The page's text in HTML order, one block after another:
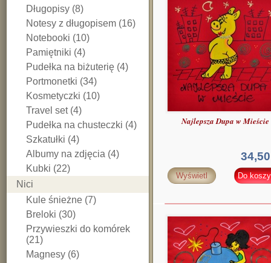
Długopisy (8)
Notesy z długopisem (16)
Notebooki (10)
Pamiętniki (4)
Pudełka na biżuterię (4)
Portmonetki (34)
Kosmetyczki (10)
Travel set (4)
Pudełka na chusteczki (4)
Szkatułki (4)
Albumy na zdjęcia (4)
Kubki (22)
Nici
Kule śnieżne (7)
Breloki (30)
Przywieszki do komórek
(21)
Magnesy (6)
Najlepsza Dupa w Mieście
34,50
Wyświetl Do